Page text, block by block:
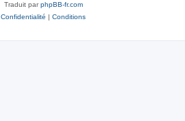
Traduit parphpBB-fr.com
Confidentialité | Conditions